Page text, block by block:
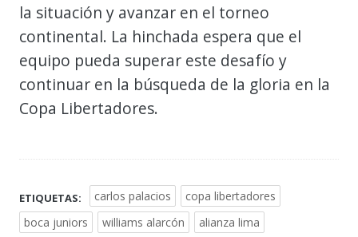
la situación y avanzar en el torneo
continental. La hinchada espera que el
equipo pueda superar este desafío y
continuar en la búsqueda de la gloria en la
Copa Libertadores.
ETIQUETAS: carlos palacios
copa libertadores
boca juniors
williams alarcón alianza lima